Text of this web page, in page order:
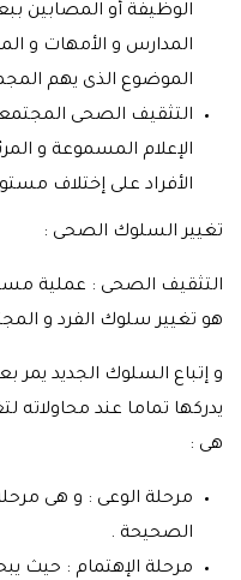
الوظيفة أو المصابين
المدارس و الأمهات و
الموضوع الذى يهم
التثقيف الصحى
الإعلام المسموعة و
الأفراد على إختلاف
تغيير السلوك الصحى :
التثقيف الصحى : عملية
هو تغيير سلوك الفرد و
و إتباع السلوك الجديد يمر
يدركها تماما عند محاولاته
هى :
مرحلة الوعى : و هى
الصحيحة .
مرحلة الإهتمام : حيث